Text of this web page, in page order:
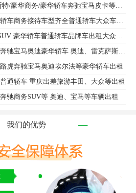
重庆租车自驾租车/考斯特/豪华商务/豪华轿车奔驰宝马皮卡等价格优惠
重庆租车高中低档豪华轿车商务接待车型齐全普通轿车大众车型大众、奥迪等车辆出租
重庆汽车租赁·商务车 SUV 豪华轿车普通轿车品牌车出租大众丰田等车辆出租
重庆租车轿车SUV出租奔驰宝马奥迪豪华轿车 奥迪、雷克萨斯等车辆出租
虎奔驰宝马奥迪埃尔法等豪华轿车出租
通轿车 重庆出差旅游丰田、大众等出租
驰商务SUV等 奥迪、宝马等车辆出租
我们的优势